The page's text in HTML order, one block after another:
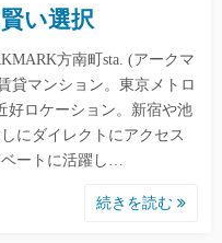
い選択
方南町sta. (アークマ
貸マンション。東京メトロ
好ロケーション。新宿や池
にダイレクトにアクセス
ートに活躍し…
続きを読む